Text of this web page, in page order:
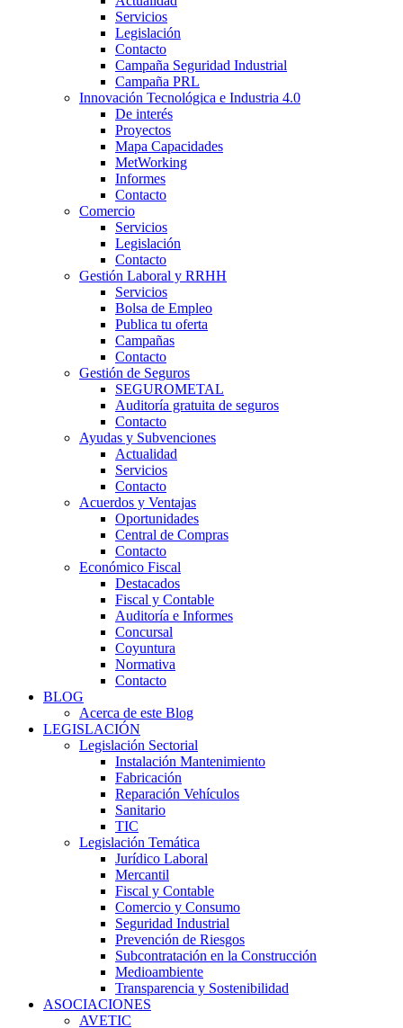
Servicios
Legislación
Contacto
Campaña Seguridad Industrial
Campaña PRL
Innovación Tecnológica e Industria 4.0
De interés
Proyectos
Mapa Capacidades
MetWorking
Informes
Contacto
Comercio
Servicios
Legislación
Contacto
Gestión Laboral y RRHH
Servicios
Bolsa de Empleo
Publica tu oferta
Campañas
Contacto
Gestión de Seguros
SEGUROMETAL
Auditoría gratuita de seguros
Contacto
Ayudas y Subvenciones
Actualidad
Servicios
Contacto
Acuerdos y Ventajas
Oportunidades
Central de Compras
Contacto
Económico Fiscal
Destacados
Fiscal y Contable
Auditoría e Informes
Concursal
Coyuntura
Normativa
Contacto
BLOG
Acerca de este Blog
LEGISLACIÓN
Legislación Sectorial
Instalación Mantenimiento
Fabricación
Reparación Vehículos
Sanitario
TIC
Legislación Temática
Jurídico Laboral
Mercantil
Fiscal y Contable
Comercio y Consumo
Seguridad Industrial
Prevención de Riesgos
Subcontratación en la Construcción
Medioambiente
Transparencia y Sostenibilidad
ASOCIACIONES
AVETIC